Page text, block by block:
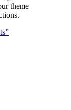
theme